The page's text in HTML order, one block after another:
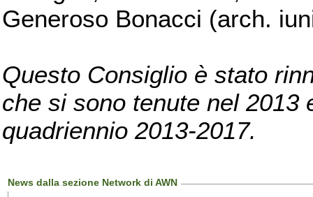
Generoso Bonacci (arch.
Questo Consiglio è stato
che si sono tenute nel 2013
quadriennio 2013-2017.
News dalla sezione Network di AWN